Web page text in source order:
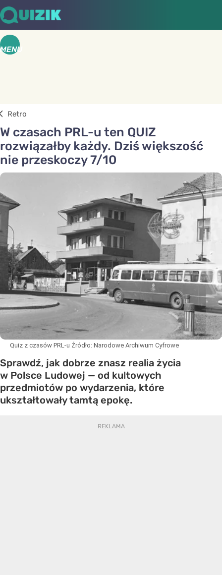
MENU
Retro
W czasach PRL-u ten QUIZ
rozwiązałby każdy. Dziś większość
nie przeskoczy 7/10
Quiz z czasów PRL-u Źródło: Narodowe Archiwum Cyfrowe
Sprawdź, jak dobrze znasz realia życia
w Polsce Ludowej — od kultowych
przedmiotów po wydarzenia, które
ukształtowały tamtą epokę.